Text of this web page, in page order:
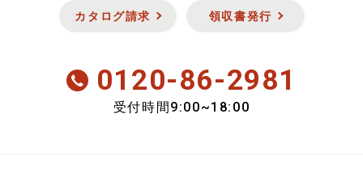
会員のみ特別送料
カタログ請求 領収書発行
0120-86-2981
受付時間 9:00~18:00